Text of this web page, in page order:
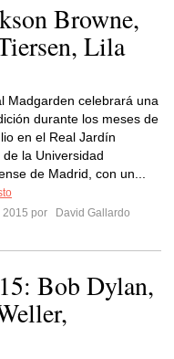
Browne,
Lila
Madgarden celebrará una
durante los meses de
en el Real Jardín
de la Universidad
de Madrid, con un...
2015 por
David Gallardo
Bob Dylan,